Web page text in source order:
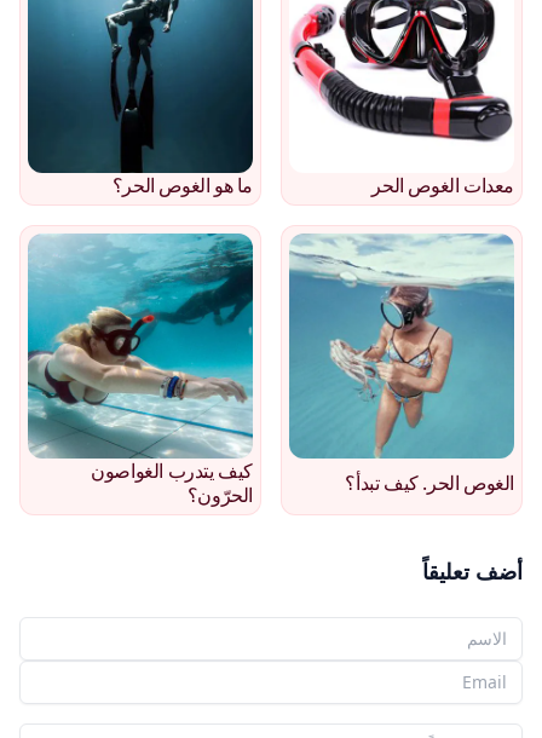
معدات الغوص الحر ما هو الغوص الحر؟
الغوص الحر. كيف تبدأ؟
كيف يتدرب الغواصون
الحرّون؟
أضف تعليقاً
اسمك
بريدك الإلكتروني